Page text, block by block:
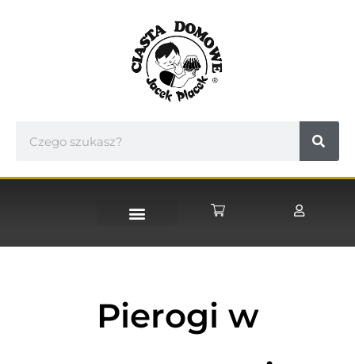
Pierogi w